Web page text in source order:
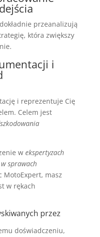
przeanalizują
która zwiększy
i
i reprezentuje Cię
Celem jest
w ekspertyzach
sprawach
MotoExpert, masz
w rękach
przez
doświadczeniu,